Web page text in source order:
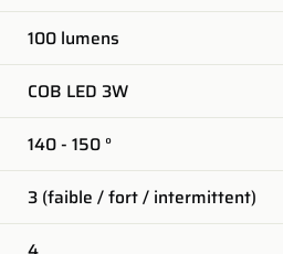
100 lumens
COB LED 3W
140 - 150 °
3 (faible / fort / intermittent)